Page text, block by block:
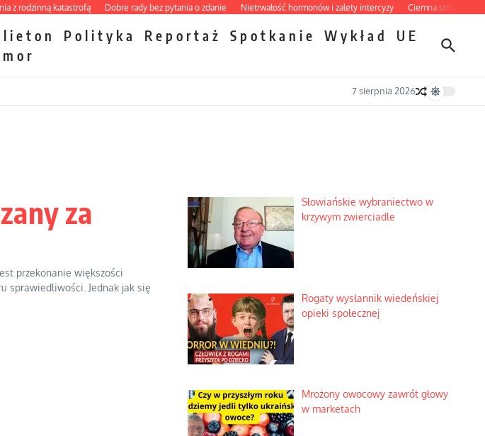
katastrofą Dobre rady bez pytania o zdanie Nietrwałość hormonów i zalety intercyzy Ciemna strona
Polityka Reportaż Spotkanie Wykład
UE
7 sierpnia 2026
za
przekonanie większości
sprawiedliwości. Jednak jak się
Słowiańskie wybraniectwo w
krzywym zwierciadle
Rogaty wysłannik wiedeńskiej
opieki społecznej
Mrożony owocowy zawrót głowy
w marketach